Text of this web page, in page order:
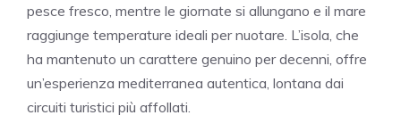
pesce fresco, mentre le giornate si allungano e il mare
raggiunge temperature ideali per nuotare. L’isola, che
ha mantenuto un carattere genuino per decenni, offre
un’esperienza mediterranea autentica, lontana dai
circuiti turistici più affollati.